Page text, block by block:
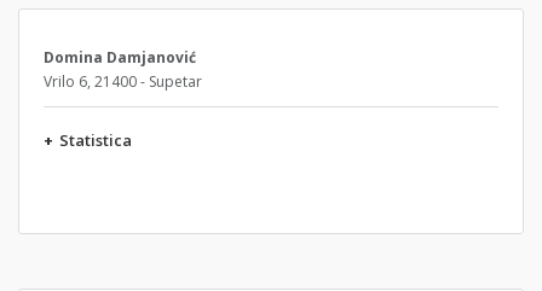
Domina Damjanović
Vrilo 6, 21400 - Supetar
+ Statistica